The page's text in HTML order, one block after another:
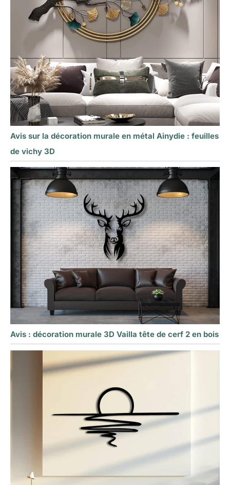
Avis sur la décoration murale en métal Ainydie : feuilles
de vichy 3D
Avis : décoration murale 3D Vailla tête de cerf 2 en bois